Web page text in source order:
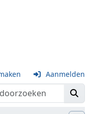
Aanmelden